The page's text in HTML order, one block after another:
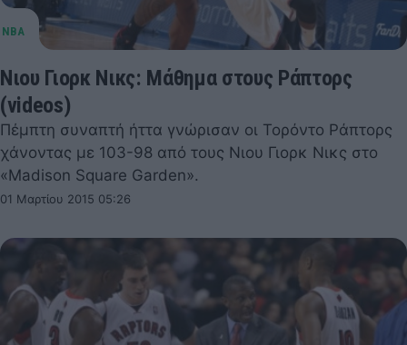
Νιου Γιορκ Νικς: Μάθημα στους Ράπτορς
(videos)
Πέμπτη συναπτή ήττα γνώρισαν οι Τορόντο Ράπτορς
χάνοντας με 103-98 από τους Νιου Γιορκ Νικς στο
«Madison Square Garden».
01 Μαρτίου 2015 05:26